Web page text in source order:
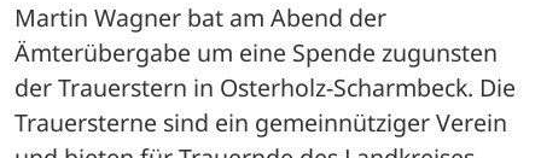
Martin Wagner bat am Abend der
Ämterübergabe um eine Spende zugunsten
der Trauerstern in Osterholz-Scharmbeck. Die
Trauersterne sind ein gemeinnütziger Verein